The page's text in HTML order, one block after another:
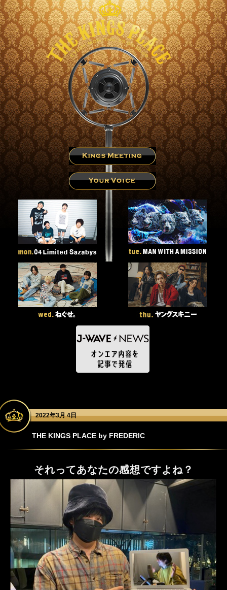
2022年3月 4日
THE KINGS PLACE by FREDERIC
それってあなたの感想ですよね？